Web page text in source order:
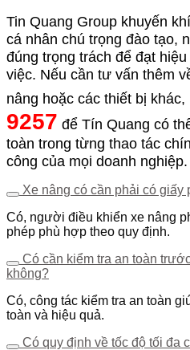
Tin Quang Group khuyến
cá nhân chú trọng đào tạo,
đúng trọng trách để đạt
việc. Nếu cần tư vấn thêm
nâng hoặc các thiết bị
9257 để Tín Quang có
toàn trong từng thao tác
công của mọi doanh nghiệp.
Xe nâng có cần phải có giấy
Có, người điều khiển xe nâng
phép phù hợp theo quy định.
Có cần kiểm tra an toàn
không?
Có, công tác kiểm tra an toàn
toàn và hiệu quả.
Có quy định về tốc độ tối đa